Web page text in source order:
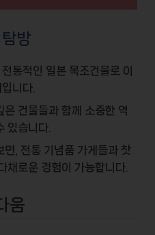
방
통적인 일본 목조건물로 이
니다.
은 건물들과 함께 소중한 역
있습니다.
면, 전통 기념품 가게들과 찻
채로운 경험이 가능합니다.
움